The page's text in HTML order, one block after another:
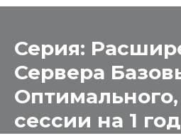
Серия:
Сервера
сессии на 1